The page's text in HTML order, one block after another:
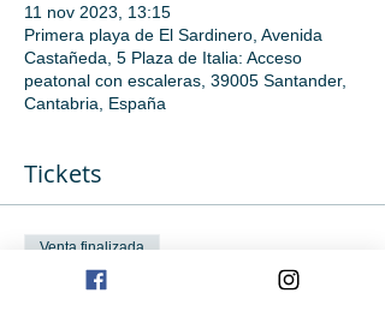
11 nov 2023, 13:15
Primera playa de El Sardinero, Avenida
Castañeda, 5 Plaza de Italia: Acceso
peatonal con escaleras, 39005 Santander,
Cantabria, España
Tickets
Venta finalizada
Tipo de entrada